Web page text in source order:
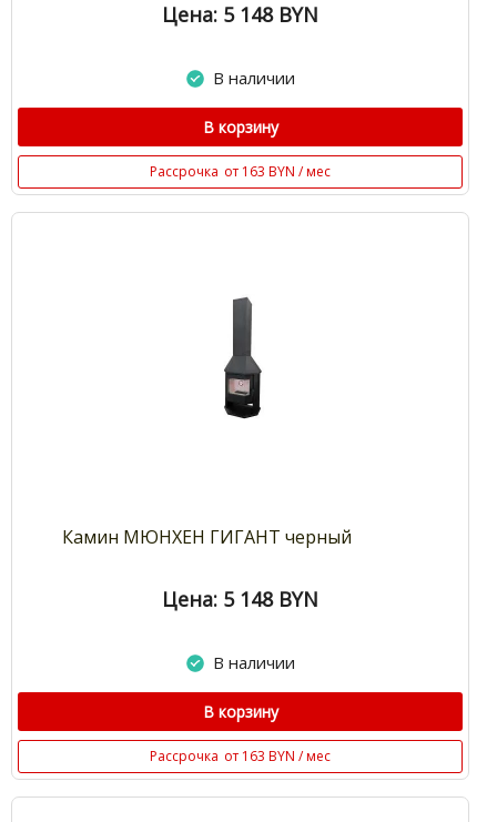
Цена: 5 148 BYN
В наличии
В корзину
Рассрочка от 163 BYN / мес
Камин МЮНХЕН ГИГАНТ черный
Цена: 5 148 BYN
В наличии
В корзину
Рассрочка от 163 BYN / мес